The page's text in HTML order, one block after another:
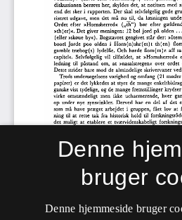
Denne
bruger
Denne hjemmeside bruger